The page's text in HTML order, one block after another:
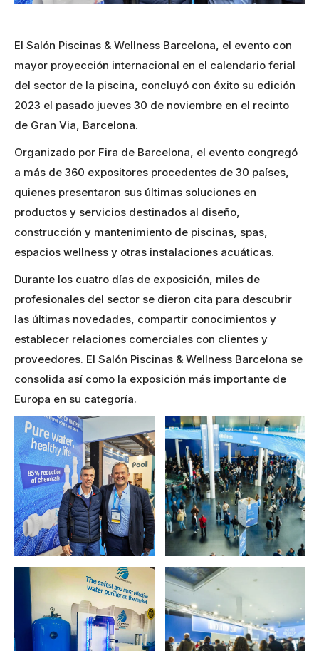
El Salón Piscinas & Wellness Barcelona, el evento con
mayor proyección internacional en el calendario ferial
del sector de la piscina, concluyó con éxito su edición
2023 el pasado jueves 30 de noviembre en el recinto
de Gran Via, Barcelona.
Organizado por Fira de Barcelona, el evento congregó
a más de 360 expositores procedentes de 30 países,
quienes presentaron sus últimas soluciones en
productos y servicios destinados al diseño,
construcción y mantenimiento de piscinas, spas,
espacios wellness y otras instalaciones acuáticas.
Durante los cuatro días de exposición, miles de
profesionales del sector se dieron cita para descubrir
las últimas novedades, compartir conocimientos y
establecer relaciones comerciales con clientes y
proveedores. El Salón Piscinas & Wellness Barcelona se
consolida así como la exposición más importante de
Europa en su categoría.